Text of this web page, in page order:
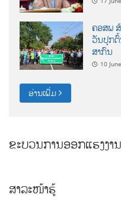
ຄອສພ
ວັນປູກຕົ້
ສາກົນ
10
ອ່ານເພີ່ມ
ຂະບວນການອອກແຮງງານ
ສາລະໜ້າຮູ້